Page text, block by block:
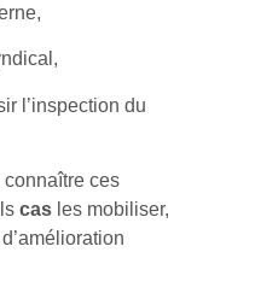
l’inspection du
connaître ces
cas les mobiliser,